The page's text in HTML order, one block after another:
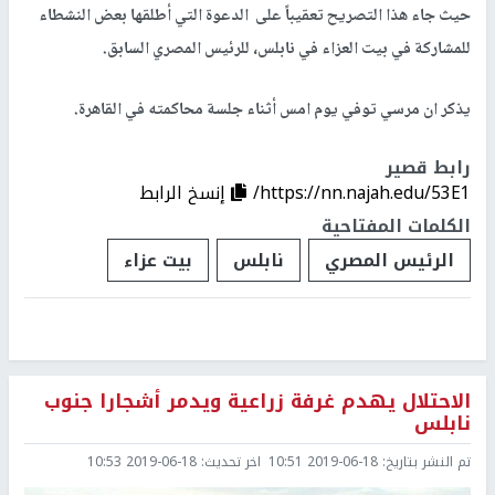
حيث جاء هذا التصريح تعقيباً على الدعوة التي أطلقها بعض النشطاء
للمشاركة في بيت العزاء في نابلس، للرئيس المصري السابق.
يذكر ان مرسي توفي يوم امس أثناء جلسة محاكمته في القاهرة.
رابط قصير
https://nn.najah.edu/53E1/
إنسخ الرابط
الكلمات المفتاحية
الرئيس المصري
نابلس بيت عزاء
الاحتلال يهدم غرفة زراعية ويدمر أشجارا جنوب
نابلس
تم النشر بتاريخ: 2019-06-18 10:51 اخر تحديث: 2019-06-18 10:53